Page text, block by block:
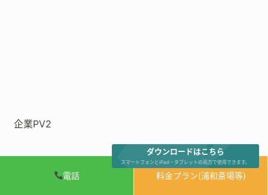
電話 料金プラン(浦和斎場等)
企業PV2
ダウンロードはこちら
スマートフォンとiPad・タブレットの両方で使用できます。